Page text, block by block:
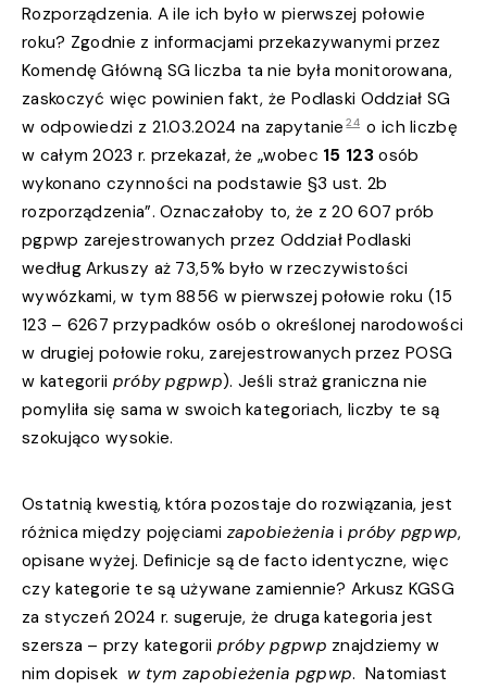
Rozporządzenia. A ile ich było w pierwszej połowie
roku? Zgodnie z informacjami przekazywanymi przez
Komendę Główną SG liczba ta nie była monitorowana,
zaskoczyć więc powinien fakt, że Podlaski Oddział SG
w odpowiedzi z 21.03.2024 na zapytanie 24 o ich liczbę
w całym 2023 r. przekazał, że „wobec 15 123 osób
wykonano czynności na podstawie §3 ust. 2b
rozporządzenia”. Oznaczałoby to, że z 20 607 prób
pgpwp zarejestrowanych przez Oddział Podlaski
według Arkuszy aż 73,5% było w rzeczywistości
wywózkami, w tym 8856 w pierwszej połowie roku (15
123 – 6267 przypadków osób o określonej narodowości
w drugiej połowie roku, zarejestrowanych przez POSG
w kategorii próby pgpwp). Jeśli straż graniczna nie
pomyliła się sama w swoich kategoriach, liczby te są
szokująco wysokie.
Ostatnią kwestią, która pozostaje do rozwiązania, jest
różnica między pojęciami zapobieżeniaipróby pgpwp,
opisane wyżej. Definicje są de facto identyczne, więc
czy kategorie te są używane zamiennie? Arkusz KGSG
za styczeń 2024 r. sugeruje, że druga kategoria jest
szersza – przy kategorii próby pgpwp znajdziemy w
nim dopisek w tym zapobieżenia pgpwp. Natomiast